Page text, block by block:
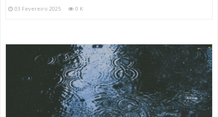
03 Fevereiro 2025 0 K